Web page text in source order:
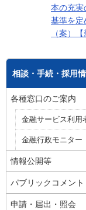
本の充実
基準を定
（案）
相談・手続・採用
各種窓口のご案内
金融サービス利用
金融行政モニター
情報公開等
パブリックコメント
申請・届出・照会